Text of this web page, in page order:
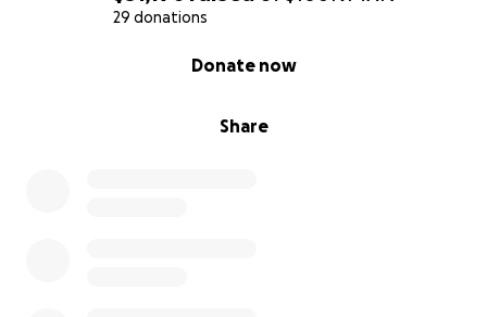
29 donations
Share
Donate now
¿Quiénes somos?
dedicado a trabajar con infancias y jóvenes de